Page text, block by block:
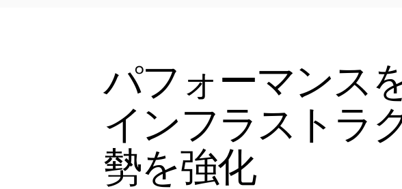
パフォーマンス
インフラストラ
勢を強化